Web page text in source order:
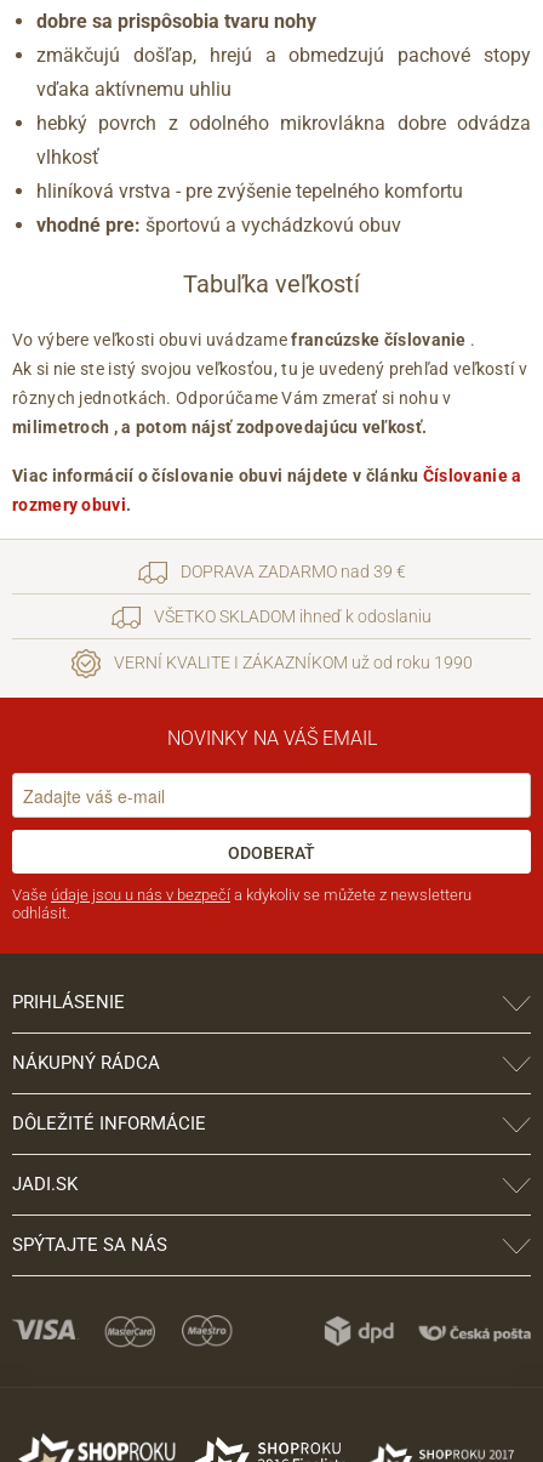
dobre sa prispôsobia tvaru nohy
zmäkčujú došľap, hrejú a obmedzujú pachové stopy
vďaka aktívnemu uhliu
hebký povrch z odolného mikrovlákna dobre odvádza
vlhkosť
hliníková vrstva - pre zvýšenie tepelného komfortu
vhodné pre: športovú a vychádzkovú obuv
Tabuľka veľkostí
Vo výbere veľkosti obuvi uvádzamefrancúzske číslovanie .
Ak si nie ste istý svojou veľkosťou, tu je uvedený prehľad veľkostí v
rôznych jednotkách. Odporúčame Vám zmerať si nohu v
milimetroch , a potom nájsť zodpovedajúcu veľkosť.
Viac informácií o číslovanie obuvi nájdete v článku Číslovanie a
rozmery obuvi.
DOPRAVA ZADARMO nad 39 €
VŠETKO SKLADOM ihneď k odoslaniu
VERNÍ KVALITE I ZÁKAZNÍKOM už od roku 1990
NOVINKY NA VÁŠ EMAIL
ODOBERAŤ
Vaše údaje jsou u nás v bezpečí a kdykoliv se můžete z newsletteru
odhlásit.
PRIHLÁSENIE
NÁKUPNÝ RÁDCA
DÔLEŽITÉ INFORMÁCIE
JADI.SK
SPÝTAJTE SA NÁS